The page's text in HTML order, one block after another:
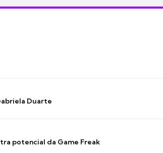
Duarte
potencial da Game Freak